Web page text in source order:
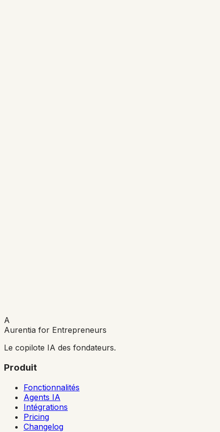
A
Aurentia for Entrepreneurs
Le copilote IA des fondateurs.
Produit
Fonctionnalités
Agents IA
Intégrations
Pricing
Changelog